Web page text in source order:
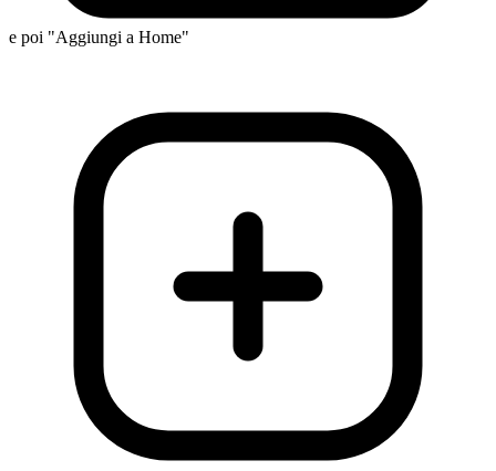
e poi "Aggiungi a Home"